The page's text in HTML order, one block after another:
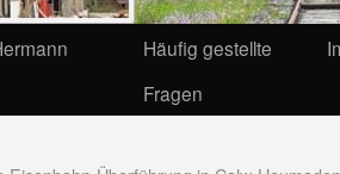
Häufig gestellte
Fragen